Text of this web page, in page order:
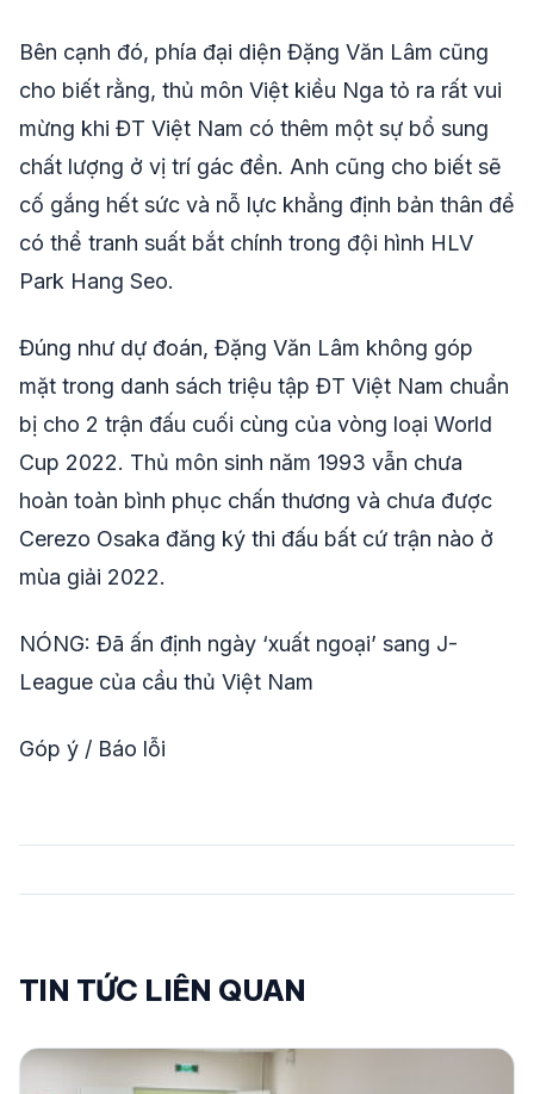
Bên cạnh đó, phía đại diện Đặng Văn Lâm cũng
cho biết rằng, thủ môn Việt kiều Nga tỏ ra rất vui
mừng khi ĐT Việt Nam có thêm một sự bổ sung
chất lượng ở vị trí gác đền. Anh cũng cho biết sẽ
cố gắng hết sức và nỗ lực khẳng định bản thân để
có thể tranh suất bắt chính trong đội hình HLV
Park Hang Seo.
Đúng như dự đoán, Đặng Văn Lâm không góp
mặt trong danh sách triệu tập ĐT Việt Nam chuẩn
bị cho 2 trận đấu cuối cùng của vòng loại World
Cup 2022. Thủ môn sinh năm 1993 vẫn chưa
hoàn toàn bình phục chấn thương và chưa được
Cerezo Osaka đăng ký thi đấu bất cứ trận nào ở
mùa giải 2022.
NÓNG: Đã ấn định ngày ‘xuất ngoại’ sang J-
League của cầu thủ Việt Nam
Góp ý / Báo lỗi
TIN TỨC LIÊN QUAN